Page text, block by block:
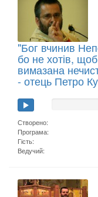
"Бог вчинив
бо не хотів,
вимазана
- отець Петро
Створено:
Програма:
Гість:
Ведучий: